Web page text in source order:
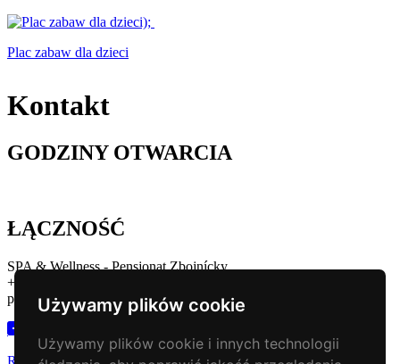
Używamy plików cookie
Używamy plików cookie i innych technologii
Plac zabaw dla dzieci
Kontakt
GODZINY OTWARCIA
ŁĄCZNOŚĆ
SPA & Wellness - Pensjonat Zbojnícky
+421 43 221 13 43
penzion@zbojnickakoliba.eu
Rezerwacja noclegu